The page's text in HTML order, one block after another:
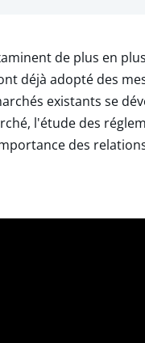
de plus en
déjà adopté des
existants se
l'étude des
des